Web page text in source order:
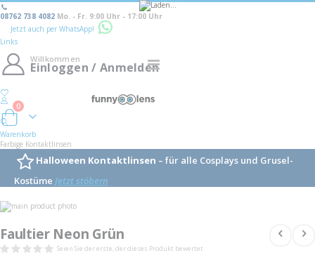
08762 738 4082 Mo. - Fr. 9:00 Uhr - 17:00 Uhr
Jetzt auch per WhatsApp!
Links
Navigation
Willkommen
Einloggen / Anmelden
Warenkorb
0
Warenkorb
Farbige Kontaktlinsen
Halloween Kontaktlinsen – für alle Cosplays und Grusel-
Kostüme Jetzt stöbern
Skip
to
end
of
the
the
beginning
Faultier Neon Grün
Seien Sie der erste, der dieses Produkt bewertet